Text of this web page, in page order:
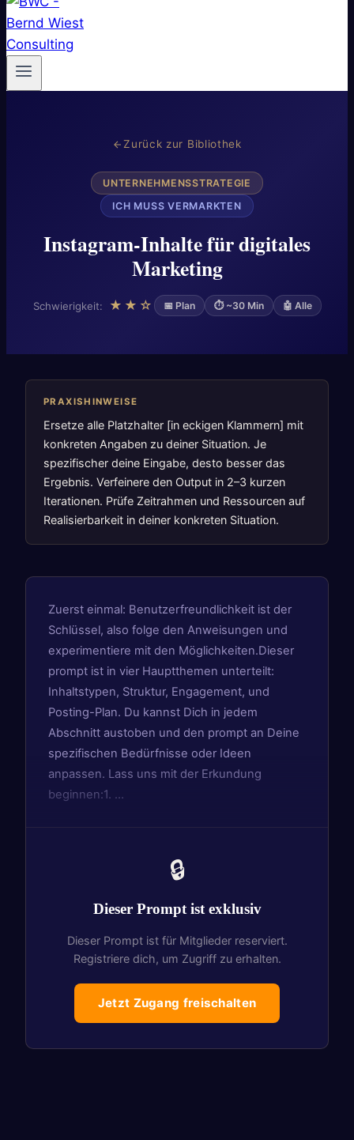
Zurück zur Bibliothek
UNTERNEHMENSSTRATEGIE
ICH MUSS VERMARKTEN
Instagram-Inhalte für digitales
Marketing
Schwierigkeit: ★★☆ 📅 Plan ⏱ ~30 Min 🤖 Alle
PRAXISHINWEISE
Ersetze alle Platzhalter [in eckigen Klammern] mit
konkreten Angaben zu deiner Situation. Je
spezifischer deine Eingabe, desto besser das
Ergebnis. Verfeinere den Output in 2–3 kurzen
Iterationen. Prüfe Zeitrahmen und Ressourcen auf
Realisierbarkeit in deiner konkreten Situation.
Zuerst einmal: Benutzerfreundlichkeit ist der
Schlüssel, also folge den Anweisungen und
experimentiere mit den Möglichkeiten.Dieser
prompt ist in vier Hauptthemen unterteilt:
Inhaltstypen, Struktur, Engagement, und
Posting-Plan. Du kannst Dich in jedem
Abschnitt austoben und den prompt an Deine
spezifischen Bedürfnisse oder Ideen
anpassen. Lass uns mit der Erkundung
beginnen:1. …
🔒
Dieser Prompt ist exklusiv
Dieser Prompt ist für Mitglieder reserviert.
Registriere dich, um Zugriff zu erhalten.
Jetzt Zugang freischalten